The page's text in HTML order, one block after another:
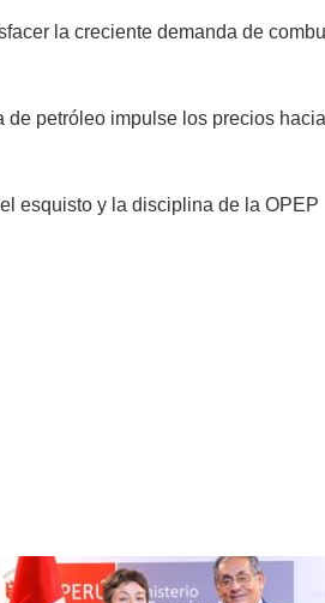
la creciente demanda de
petróleo impulse los precios
esquisto y la disciplina de la OPEP